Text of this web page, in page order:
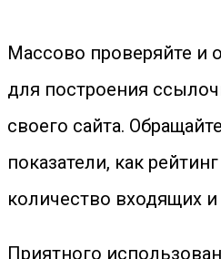
Массово проверяйте и
для построения
своего сайта.
показатели, как
количество входящих
Приятного